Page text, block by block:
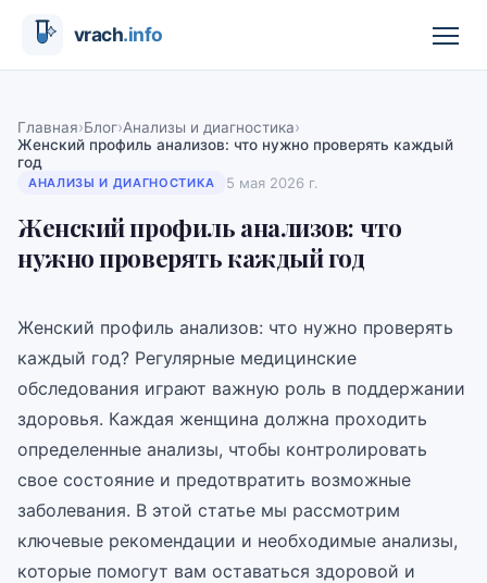
Главная›Блог›Анализы и диагностика›
Женский профиль анализов: что нужно проверять каждый
год
АНАЛИЗЫ И ДИАГНОСТИКА 5 мая 2026 г.
Женский профиль анализов: что
нужно проверять каждый год
Женский профиль анализов: что нужно проверять
каждый год? Регулярные медицинские
обследования играют важную роль в поддержании
здоровья. Каждая женщина должна проходить
определенные анализы, чтобы контролировать
свое состояние и предотвратить возможные
заболевания. В этой статье мы рассмотрим
ключевые рекомендации и необходимые анализы,
которые помогут вам оставаться здоровой и